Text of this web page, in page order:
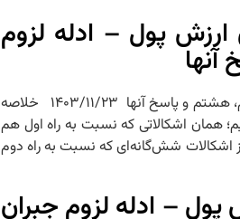
پول – ادله لزوم
جلسه ۳۳ – PDF جلسه سی و سوم جبران کاهش ارزش پول – ادله لزوم جبران مطلقا – دلیل دوم (راه دوم) – بررسی راه دوم- اشکال هفتم، هشتم و پاسخ آنها ۱۴۰۳/۱۱/۲۳ خلاصه
اشکالاتی که نسبت به راه اول هم
اشکالات شش‌گانه‌ای که نسبت به راه دوم
– ادله لزوم جبران